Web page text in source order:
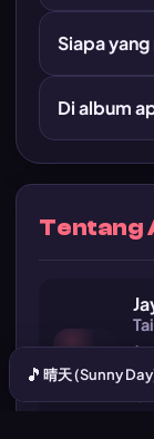
Siapa yang
Di album
Tentang
🎵 晴天 (Sunny